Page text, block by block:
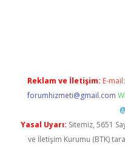
Reklam ve İletişim: E-mail:
forumhizmeti@gmail.com
Yasal Uyarı: Sitemiz, 5651
ve İletişim Kurumu (BTK)